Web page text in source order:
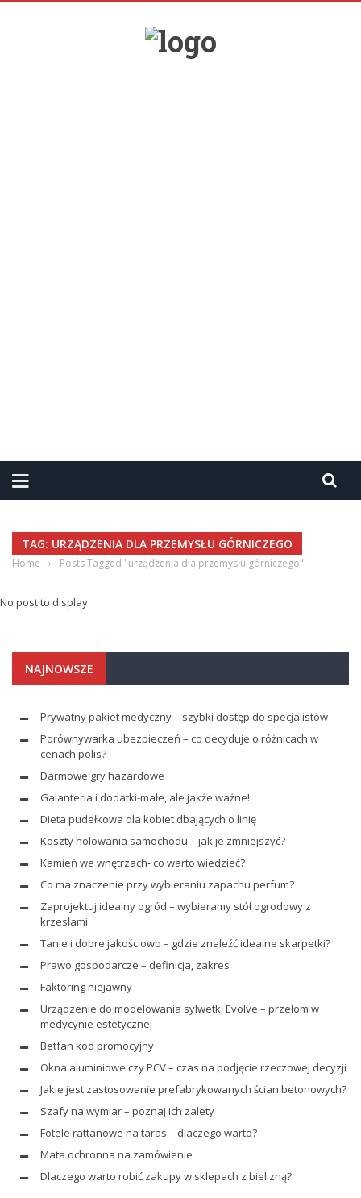
TAG: URZĄDZENIA DLA PRZEMYSŁU GÓRNICZEGO
Home › Posts Tagged "urządzenia dla przemysłu górniczego"
No post to display
NAJNOWSZE
Prywatny pakiet medyczny – szybki dostęp do specjalistów
Porównywarka ubezpieczeń – co decyduje o różnicach w
cenach polis?
Darmowe gry hazardowe
Galanteria i dodatki-małe, ale jakże ważne!
Dieta pudełkowa dla kobiet dbających o linię
Koszty holowania samochodu – jak je zmniejszyć?
Kamień we wnętrzach- co warto wiedzieć?
Co ma znaczenie przy wybieraniu zapachu perfum?
Zaprojektuj idealny ogród – wybieramy stół ogrodowy z
krzesłami
Tanie i dobre jakościowo – gdzie znaleźć idealne skarpetki?
Prawo gospodarcze – definicja, zakres
Faktoring niejawny
Urządzenie do modelowania sylwetki Evolve – przełom w
medycynie estetycznej
Betfan kod promocyjny
Okna aluminiowe czy PCV – czas na podjęcie rzeczowej decyzji
Jakie jest zastosowanie prefabrykowanych ścian betonowych?
Szafy na wymiar – poznaj ich zalety
Fotele rattanowe na taras – dlaczego warto?
Mata ochronna na zamówienie
Dlaczego warto robić zakupy w sklepach z bielizną?